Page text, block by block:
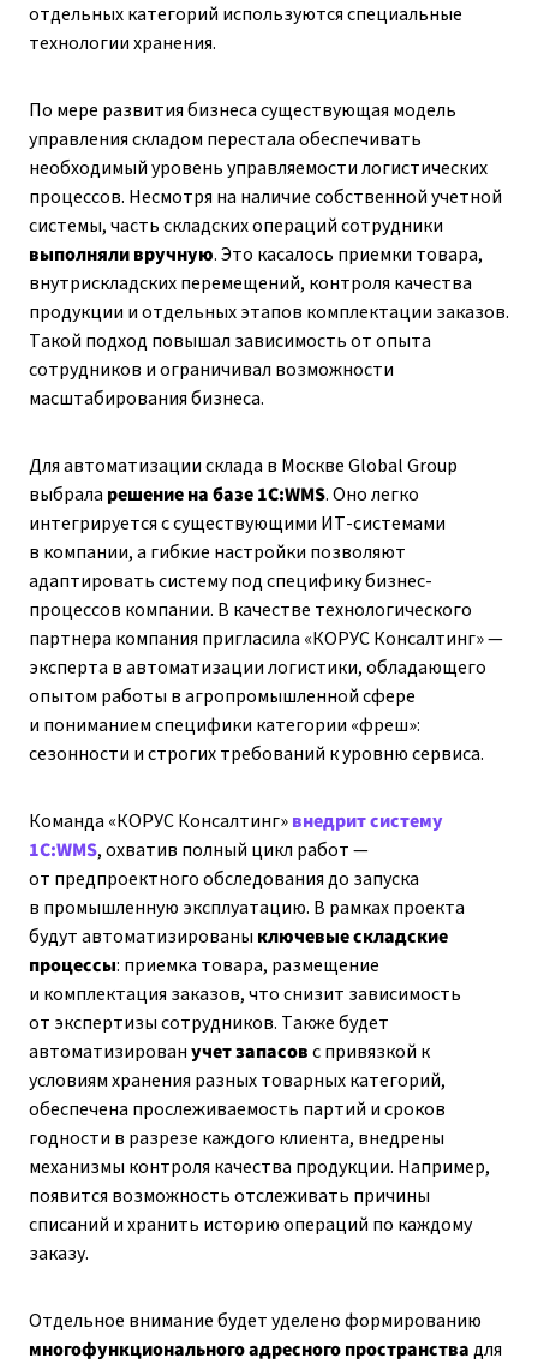
отдельных категорий используются специальные
технологии хранения.
По мере развития бизнеса существующая модель
управления складом перестала обеспечивать
необходимый уровень управляемости логистических
процессов. Несмотря на наличие собственной учетной
системы, часть складских операций сотрудники
выполняли вручную. Это касалось приемки товара,
внутрискладских перемещений, контроля качества
продукции и отдельных этапов комплектации заказов.
Такой подход повышал зависимость от опыта
сотрудников и ограничивал возможности
масштабирования бизнеса.
Для автоматизации склада в Москве Global Group
выбрала решение на базе 1С:WMS. Оно легко
интегрируется с существующими ИТ-системами
в компании, а гибкие настройки позволяют
адаптировать систему под специфику бизнес-
процессов компании. В качестве технологического
партнера компания пригласила «КОРУС Консалтинг» —
эксперта в автоматизации логистики, обладающего
опытом работы в агропромышленной сфере
и пониманием специфики категории «фреш»:
сезонности и строгих требований к уровню сервиса.
Команда «КОРУС Консалтинг»внедрит систему
1С:WMS, охватив полный цикл работ —
от предпроектного обследования до запуска
в промышленную эксплуатацию. В рамках проекта
будут автоматизированы ключевые складские
процессы: приемка товара, размещение
и комплектация заказов, что снизит зависимость
от экспертизы сотрудников. Также будет
автоматизированучет запасовс привязкой к
условиям хранения разных товарных категорий,
обеспечена прослеживаемость партий и сроков
годности в разрезе каждого клиента, внедрены
механизмы контроля качества продукции. Например,
появится возможность отслеживать причины
списаний и хранить историю операций по каждому
заказу.
Отдельное внимание будет уделено формированию
многофункционального адресного пространствадля